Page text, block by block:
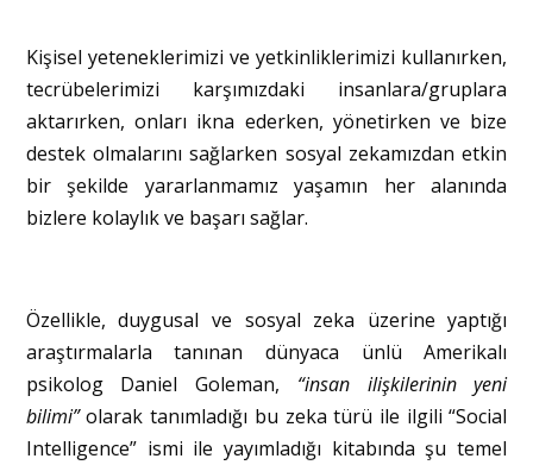
Kişisel yeteneklerimizi ve yetkinliklerimizi kullanırken,
tecrübelerimizi karşımızdaki insanlara/gruplara
aktarırken, onları ikna ederken, yönetirken ve bize
destek olmalarını sağlarken sosyal zekamızdan etkin
bir şekilde yararlanmamız yaşamın her alanında
bizlere kolaylık ve başarı sağlar.
Özellikle, duygusal ve sosyal zeka üzerine yaptığı
araştırmalarla tanınan dünyaca ünlü Amerikalı
psikolog Daniel Goleman, “insan ilişkilerinin yeni
bilimi”olarak tanımladığı bu zeka türü ile ilgili “Social
Intelligence” ismi ile yayımladığı kitabında şu temel